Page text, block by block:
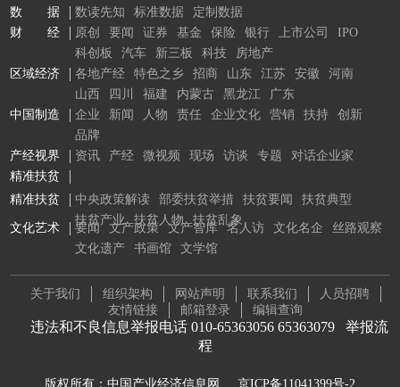
数 据
数读先知 标准数据
定制数据
财 经
原创 要闻 证券 基金 保险 银行 上市公司
IPO
科创板
汽车 新三板 科技
房地产
区域经济
各地产经 特色之乡 招商 山东 江苏 安徽
河南
山西
四川 福建 内蒙古 黑龙江
广东
中国制造
企业 新闻 人物 责任 企业文化 营销 扶持
创新
品牌
产经视界
资讯 产经 微视频 现场 访谈 专题
对话企业家
精准扶贫
文化艺术 要闻 文产政策 文产智库 名人访 文化名企
丝路观察
文化遗产
书画馆 文学馆
精准扶贫 中央政策解读 部委扶贫举措 扶贫要闻
扶贫典型
扶贫产业
扶贫人物 扶贫乱象
关于我们 组织架构 网站声明 联系我们
人员招聘
友情链接
邮箱登录 编辑查询
违法和不良信息举报电话 010-65363056 65363079 举报流
程
版权所有：中国产业经济信息网 京ICP备11041399号-2